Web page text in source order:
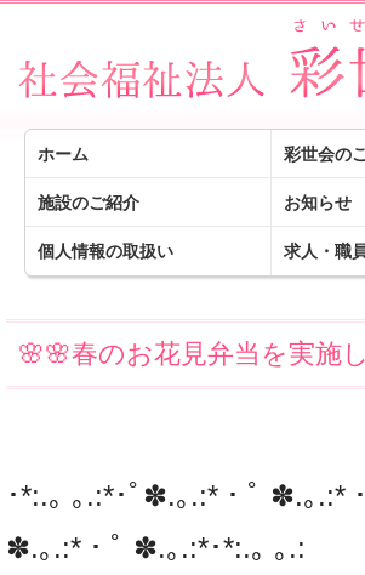
ホーム 彩世会の
施設のご紹介 お知らせ
個人情報の取扱い 求人・職
🌸🌸春のお花見弁当を実施
･*:.｡ ｡.:*･ﾟ✽.｡.:*・ﾟ ✽.｡.:*
✽.｡.:*・ﾟ ✽.｡.:*･*:.｡ ｡.: